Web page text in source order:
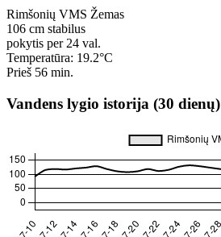
Rimšonių VMS Žemas
106 cm stabilus
pokytis per 24 val.
Temperatūra: 19.2°C
Prieš 56 min.
Vandens lygio istorija (30 dienų)